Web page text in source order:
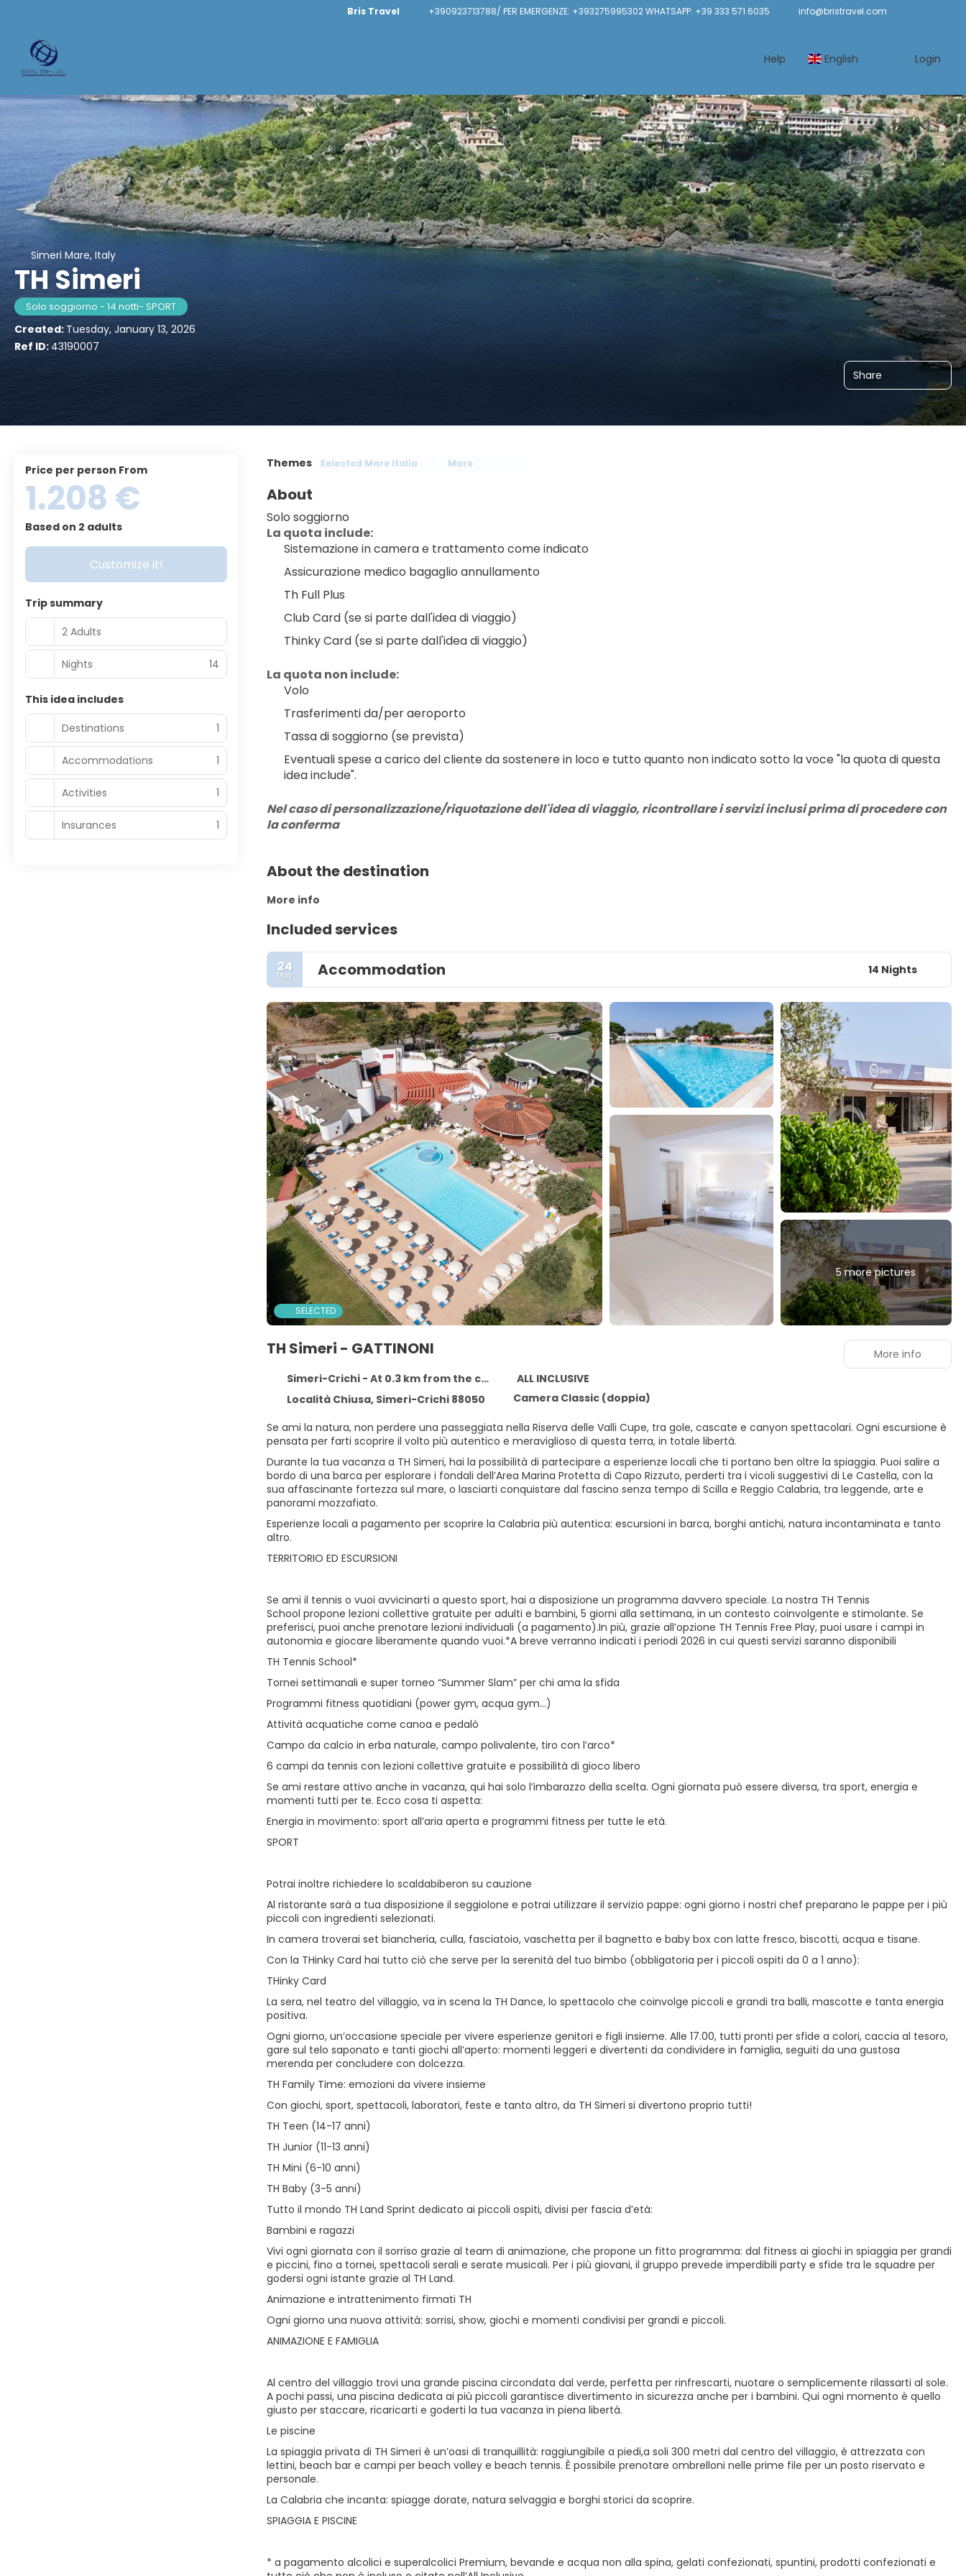
Bris Travel +390923713788/ PER EMERGENZE: +393275995302 WHATSAPP: +39 333 571 6035 info@bristravel.com
Help English Login
Simeri Mare, Italy
TH Simeri
Solo soggiorno - 14 notti- SPORT
Created: Tuesday, January 13, 2026
Ref ID: 43190007
Share
Themes Selected Mare Italia Mare
About
Solo soggiorno
La quota include:
Sistemazione in camera e trattamento come indicato
Assicurazione medico bagaglio annullamento
Th Full Plus
Club Card (se si parte dall'idea di viaggio)
Thinky Card (se si parte dall'idea di viaggio)
La quota non include:
Volo
Trasferimenti da/per aeroporto
Tassa di soggiorno (se prevista)
Eventuali spese a carico del cliente da sostenere in loco e tutto quanto non indicato sotto la voce "la quota di questa
idea include".
Nel caso di personalizzazione/riquotazione dell'idea di viaggio, ricontrollare i servizi inclusi prima di procedere con
la conferma
About the destination
More info
Included services
24
May Accommodation 14 Nights
SELECTED
5 more pictures
TH Simeri - GATTINONI
Simeri-Crichi - At 0.3 km from the centre
ALL INCLUSIVE
Località Chiusa, Simeri-Crichi 88050
Camera Classic (doppia)
* a pagamento alcolici e superalcolici Premium, bevande e acqua non alla spina, gelati confezionati, spuntini, prodotti confezionati e
SPIAGGIA E PISCINE
La Calabria che incanta: spiagge dorate, natura selvaggia e borghi storici da scoprire.
La spiaggia privata di TH Simeri è un’oasi di tranquillità: raggiungibile a piedi,a soli 300 metri dal centro del villaggio, è attrezzata con
lettini, beach bar e campi per beach volley e beach tennis. È possibile prenotare ombrelloni nelle prime file per un posto riservato e
personale.
Le piscine
Al centro del villaggio trovi una grande piscina circondata dal verde, perfetta per rinfrescarti, nuotare o semplicemente rilassarti al sole.
A pochi passi, una piscina dedicata ai più piccoli garantisce divertimento in sicurezza anche per i bambini. Qui ogni momento è quello
giusto per staccare, ricaricarti e goderti la tua vacanza in piena libertà.
ANIMAZIONE E FAMIGLIA
Ogni giorno una nuova attività: sorrisi, show, giochi e momenti condivisi per grandi e piccoli.
Animazione e intrattenimento firmati TH
Vivi ogni giornata con il sorriso grazie al team di animazione, che propone un fitto programma: dal fitness ai giochi in spiaggia per grandi
e piccini, fino a tornei, spettacoli serali e serate musicali. Per i più giovani, il gruppo prevede imperdibili party e sfide tra le squadre per
godersi ogni istante grazie al TH Land.
Bambini e ragazzi
Tutto il mondo TH Land Sprint dedicato ai piccoli ospiti, divisi per fascia d’età:
TH Baby (3-5 anni)
TH Mini (6-10 anni)
TH Junior (11-13 anni)
TH Teen (14-17 anni)
Con giochi, sport, spettacoli, laboratori, feste e tanto altro, da TH Simeri si divertono proprio tutti!
TH Family Time: emozioni da vivere insieme
Ogni giorno, un’occasione speciale per vivere esperienze genitori e figli insieme. Alle 17.00, tutti pronti per sfide a colori, caccia al tesoro,
gare sul telo saponato e tanti giochi all’aperto: momenti leggeri e divertenti da condividere in famiglia, seguiti da una gustosa
merenda per concludere con dolcezza.
La sera, nel teatro del villaggio, va in scena la TH Dance, lo spettacolo che coinvolge piccoli e grandi tra balli, mascotte e tanta energia
positiva.
THinky Card
Con la THinky Card hai tutto ciò che serve per la serenità del tuo bimbo (obbligatoria per i piccoli ospiti da 0 a 1 anno):
In camera troverai set biancheria, culla, fasciatoio, vaschetta per il bagnetto e baby box con latte fresco, biscotti, acqua e tisane.
Al ristorante sarà a tua disposizione il seggiolone e potrai utilizzare il servizio pappe: ogni giorno i nostri chef preparano le pappe per i più
piccoli con ingredienti selezionati.
Potrai inoltre richiedere lo scaldabiberon su cauzione
SPORT
Energia in movimento: sport all’aria aperta e programmi fitness per tutte le età.
Se ami restare attivo anche in vacanza, qui hai solo l’imbarazzo della scelta. Ogni giornata può essere diversa, tra sport, energia e
momenti tutti per te. Ecco cosa ti aspetta:
6 campi da tennis con lezioni collettive gratuite e possibilità di gioco libero
Campo da calcio in erba naturale, campo polivalente, tiro con l’arco*
Attività acquatiche come canoa e pedalò
Programmi fitness quotidiani (power gym, acqua gym…)
Tornei settimanali e super torneo “Summer Slam” per chi ama la sfida
TH Tennis School*
Se ami il tennis o vuoi avvicinarti a questo sport, hai a disposizione un programma davvero speciale. La nostra TH Tennis
School propone lezioni collettive gratuite per adulti e bambini, 5 giorni alla settimana, in un contesto coinvolgente e stimolante. Se
preferisci, puoi anche prenotare lezioni individuali (a pagamento).In più, grazie all’opzione TH Tennis Free Play, puoi usare i campi in
autonomia e giocare liberamente quando vuoi.*A breve verranno indicati i periodi 2026 in cui questi servizi saranno disponibili
TERRITORIO ED ESCURSIONI
Esperienze locali a pagamento per scoprire la Calabria più autentica: escursioni in barca, borghi antichi, natura incontaminata e tanto
altro.
Durante la tua vacanza a TH Simeri, hai la possibilità di partecipare a esperienze locali che ti portano ben oltre la spiaggia. Puoi salire a
bordo di una barca per esplorare i fondali dell’Area Marina Protetta di Capo Rizzuto, perderti tra i vicoli suggestivi di Le Castella, con la
sua affascinante fortezza sul mare, o lasciarti conquistare dal fascino senza tempo di Scilla e Reggio Calabria, tra leggende, arte e
panorami mozzafiato.
Se ami la natura, non perdere una passeggiata nella Riserva delle Valli Cupe, tra gole, cascate e canyon spettacolari. Ogni escursione è
pensata per farti scoprire il volto più autentico e meraviglioso di questa terra, in totale libertà.
More info
price per person From
1.208 €
Based on 2 adults
Customize it!
Trip summary
2 Adults
Nights 14
This idea includes
Destinations
1
Accommodations 1
Activities 1
Insurances 1